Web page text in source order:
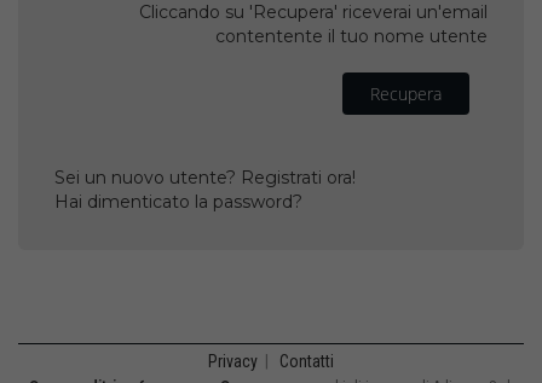
Cliccando su 'Recupera' riceverai un'email
contentente il tuo nome utente
Recupera
Sei un nuovo utente? Registrati ora!
Hai dimenticato la password?
Privacy Contatti